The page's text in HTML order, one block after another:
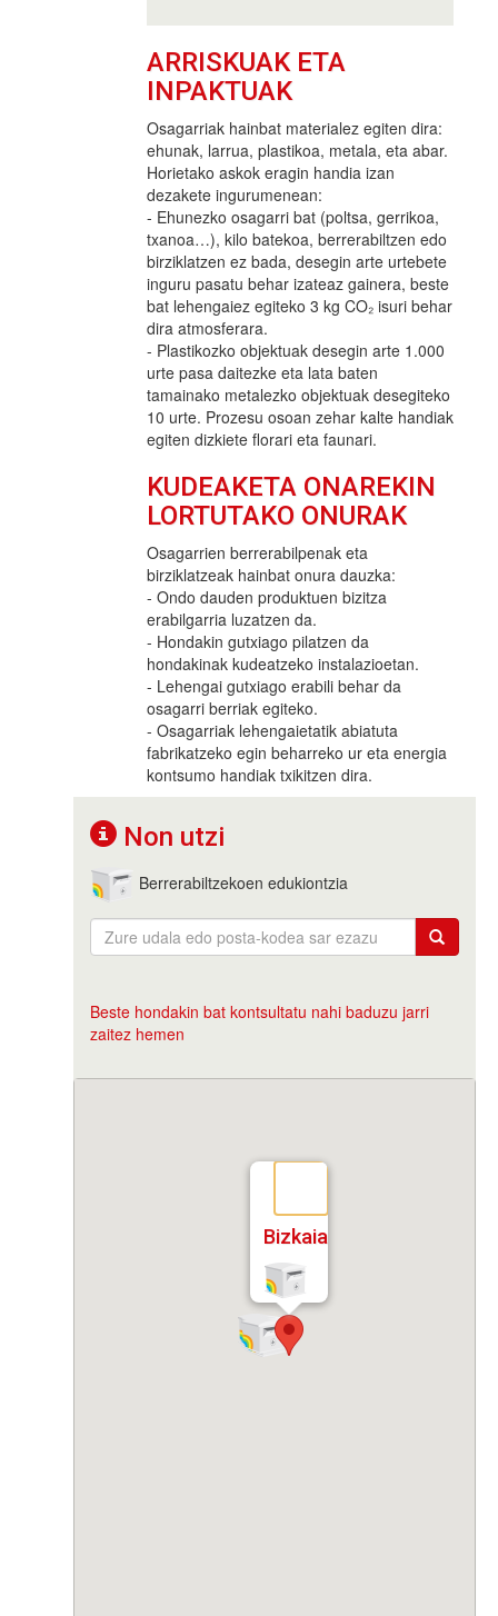
ARRISKUAK ETA
INPAKTUAK
Osagarriak hainbat materialez egiten dira:
ehunak, larrua, plastikoa, metala, eta abar.
Horietako askok eragin handia izan
dezakete ingurumenean:
- Ehunezko osagarri bat (poltsa, gerrikoa,
txanoa…), kilo batekoa, berrerabiltzen edo
birziklatzen ez bada, desegin arte urtebete
inguru pasatu behar izateaz gainera, beste
bat lehengaiez egiteko 3 kg CO₂ isuri behar
dira atmosferara.
- Plastikozko objektuak desegin arte 1.000
urte pasa daitezke eta lata baten
tamainako metalezko objektuak desegiteko
10 urte. Prozesu osoan zehar kalte handiak
egiten dizkiete florari eta faunari.
KUDEAKETA ONAREKIN
LORTUTAKO ONURAK
Osagarrien berrerabilpenak eta
birziklatzeak hainbat onura dauzka:
- Ondo dauden produktuen bizitza
erabilgarria luzatzen da.
- Hondakin gutxiago pilatzen da
hondakinak kudeatzeko instalazioetan.
- Lehengai gutxiago erabili behar da
osagarri berriak egiteko.
- Osagarriak lehengaietatik abiatuta
fabrikatzeko egin beharreko ur eta energia
kontsumo handiak txikitzen dira.
Non utzi
Berrerabiltzekoen edukiontzia
Beste hondakin bat kontsultatu nahi baduzu jarri
zaitez hemen
Bizkaia